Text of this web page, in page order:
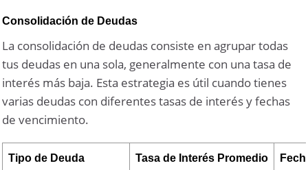
Consolidación de Deudas
La consolidación de deudas consiste en agrupar todas
tus deudas en una sola, generalmente con una tasa de
interés más baja. Esta estrategia es útil cuando tienes
varias deudas con diferentes tasas de interés y fechas
de vencimiento.
Tipo de Deuda Tasa de Interés Promedio